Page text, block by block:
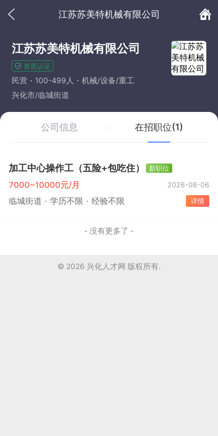
江苏苏美特机械有限公司
江苏苏美特机械有限公司
资质认证
民营 100-499人
机械/设备/重工
兴化市/临城街道
公司信息 在招职位(1)
加工中心操作工（五险+包吃住） 新职位
7000~10000元/月 2026-08-06
临城街道 学历不限 经验不限 详情
- 没有更多了 -
© 2026 兴化人才网 版权所有.